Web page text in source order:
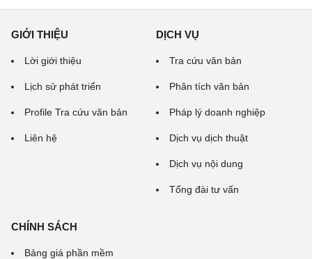
GIỚI THIỆU
Lời giới thiệu
Lịch sử phát triển
Profile Tra cứu văn bản
Liên hệ
DỊCH VỤ
Tra cứu văn bản
Phân tích văn bản
Pháp lý doanh nghiệp
Dịch vụ dịch thuật
Dịch vụ nội dung
Tổng đài tư vấn
CHÍNH SÁCH
Bảng giá phần mềm